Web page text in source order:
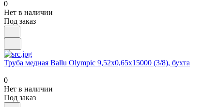
0
Нет в наличии
Под заказ
Труба медная Ballu Olympic 9,52х0,65х15000 (3/8), бухта
0
Нет в наличии
Под заказ